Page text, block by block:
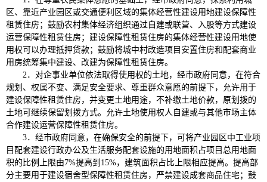
区、靠近产业园区或交通便利区域的集体经营性建设用地建设保障性
租赁住房；鼓励农村集体经济组织通过自建或联营、入股等方式建设
运营保障性租赁住房；建设保障性租赁住房的集体经营性建设用地使
用权可以办理抵押贷款；鼓励将城中村改造项目安置住房和配套商业
用房统筹集中建设、改建为保障性租赁住房。
2．对企事业单位依法取得使用权的土地，经市政府同意，在符合
规划、权属不变、满足安全要求、尊重群众意愿的前提下，允许用于
建设保障性租赁住房，并变更土地用途，不补缴土地价款，原划拨的
土地可继续保留划拨方式。允许土地使用权人自建或与其他市场主体
合作建设运营保障性租赁住房。
3．经市政府同意，在确保安全的前提下，可将产业园区中工业项
目配套建设行政办公及生活服务配套设施的用地面积占项目总用地面
积的比例上限由7%提高到15%，建筑面积占比上限相应提高。提高部
分主要用于建设宿舍型保障性租赁住房，严禁建设成套商品住宅；鼓